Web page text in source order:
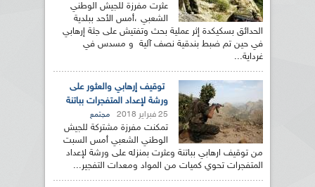
عثرت مفرزة للجيش الوطني
الشعبي ،أمس الأحد ببلدية
الحدائق بسكيكدة إثر عملية بحث وتفتيش على جثة إرهابي
في حين تم ضبط بندقية نصف آلية و مسدس في
غرداية...
توقيف إرهابي والعثور على
ورشة لإعداد المتفجرات بباتنة
25 فبراير 2018 مجتمع
تمكنت مفرزة مشتركة للجيش
الوطني الشعبي أمس السبت
من توقيف ارهابي بباتنة وعثرت بمنزله على ورشة لإعداد
المتفجرات تحوي كميات من المواد ومعدات التفجير...